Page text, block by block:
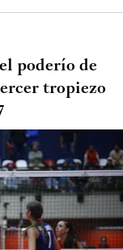
poderío de
tropiezo